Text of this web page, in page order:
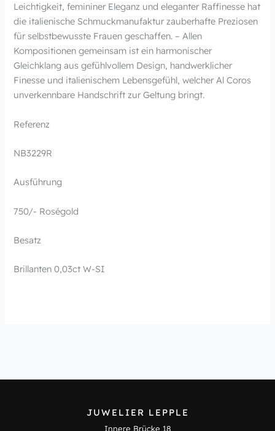
Leichtigkeit, femininer Eleganz und eleganter Raffinesse hat
die italienische Schmuckmanufaktur zauberhafte Preziosen
für selbstbewusste Frauen geschaffen. – Allen
Kompositionen gemeinsam ist ein harmonischer
Gleichklang aus gefühlvollem Design, handwerklicher
Finesse und italienischem Lebensgefühl, welcher Al Coros
unverkennbare Handschrift zur Geltung bringt.
Referenz
NB3229R
Ausführung
750/- Roségold
Besatz
Brillanten 0,03ct W-SI
JUWELIER LEPPLE
Innere Brücke 18